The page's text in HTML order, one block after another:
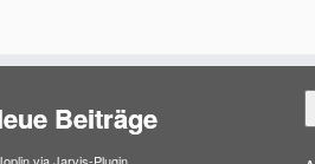
Beiträge